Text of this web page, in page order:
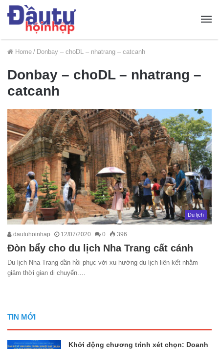
Home / Donbay – choDL – nhatrang – catcanh
Donbay – choDL – nhatrang –
catcanh
Du lịch
dautuhoinhap 12/07/2020 0 396
Đòn bẩy cho du lịch Nha Trang cất cánh
Du lịch Nha Trang dần hồi phục với xu hướng du lịch liên kết nhằm
giảm thời gian di chuyển.…
TIN MỚI
Khởi động chương trình xét chọn: Doanh